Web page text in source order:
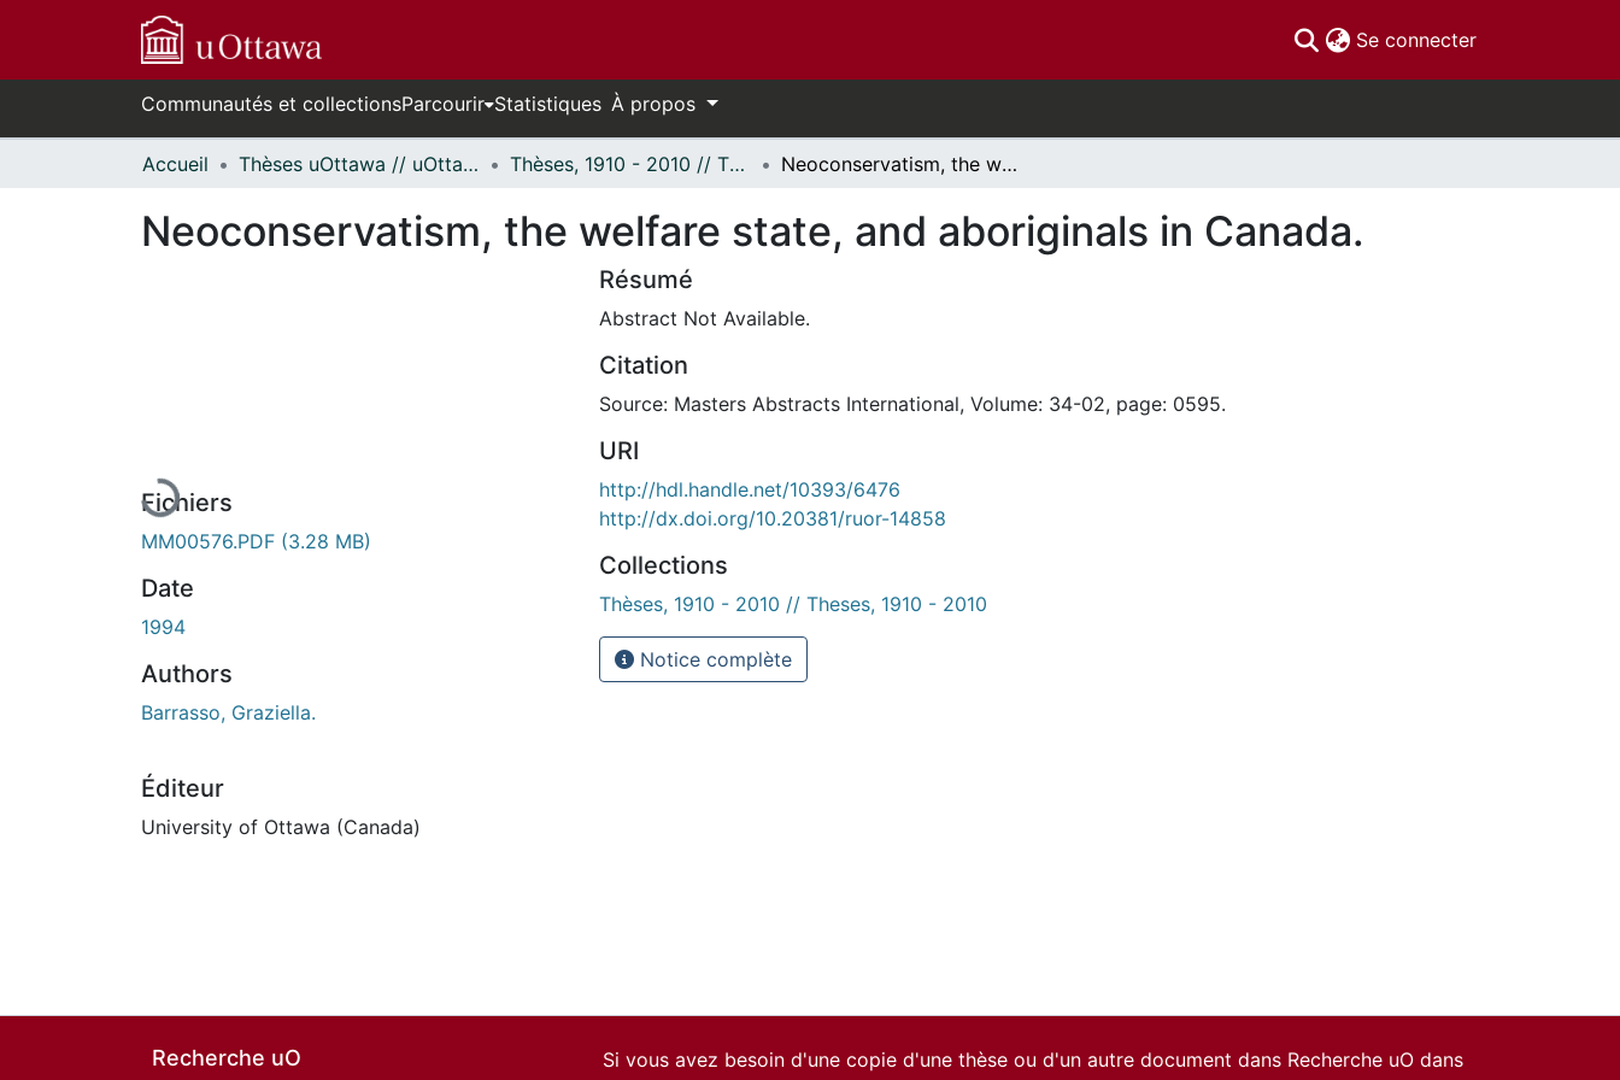
Se connecter(current)
Communautés et collectionsParcourir Statistiques À propos
Accueil Thèses uOttawa // uOttawa Theses Thèses, 1910 - 2010 // Theses, 1910 - 2010 Neoconservatism, the welfare state, and aboriginals in Canada.
Neoconservatism, the welfare state, and aboriginals in Canada.
Fichiers
MM00576.PDF (3.28 MB)
Date
1994
Authors
Barrasso, Graziella.
Éditeur
University of Ottawa (Canada)
Résumé
Abstract Not Available.
Citation
Source: Masters Abstracts International, Volume: 34-02, page: 0595.
URI
http://hdl.handle.net/10393/6476
http://dx.doi.org/10.20381/ruor-14858
Collections
Thèses, 1910 - 2010 // Theses, 1910 - 2010
Notice complète
Recherche uO
Si vous avez besoin d'une copie d'une thèse ou d'un autre document dans Recherche uO dans